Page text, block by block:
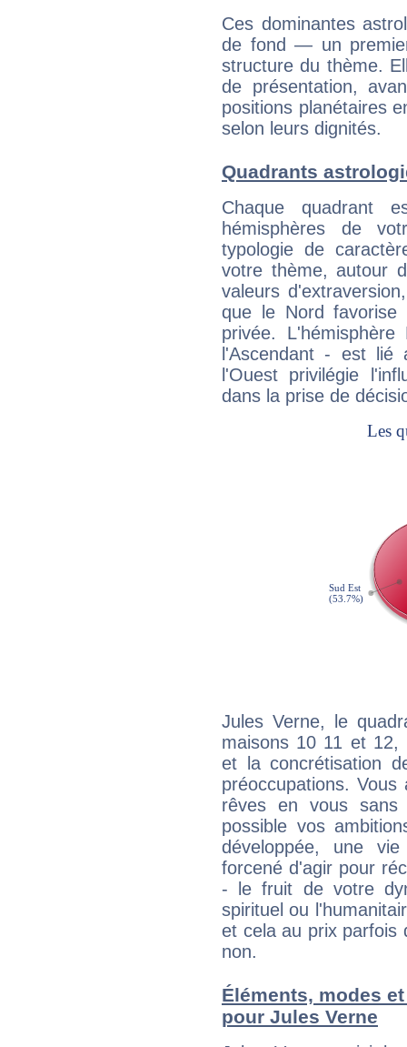
Ces dominantes
de fond — un
structure du thème.
de présentation,
positions planétaires
selon leurs dignités.
Quadrants
Chaque quadrant
hémisphères de
typologie de
votre thème, autour
valeurs
que le Nord favorise
privée.
l'Ascendant - est
l'Ouest privilégie
dans la prise de
Jules Verne, le
maisons 10 11 et 12,
et la concrétisation
préoccupations.
rêves en vous sans
possible vos
développée, une
forcené d'agir pour
- le fruit de votre
spirituel ou
et cela au prix parfois
non.
Éléments, modes
pour Jules Verne